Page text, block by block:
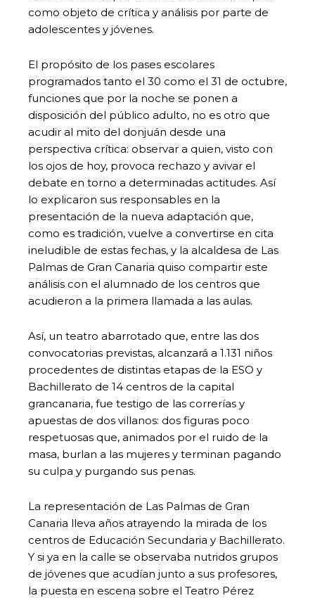
como objeto de crítica y análisis por parte de
adolescentes y jóvenes.
El propósito de los pases escolares
programados tanto el 30 como el 31 de octubre,
funciones que por la noche se ponen a
disposición del público adulto, no es otro que
acudir al mito del donjuán desde una
perspectiva crítica: observar a quien, visto con
los ojos de hoy, provoca rechazo y avivar el
debate en torno a determinadas actitudes. Así
lo explicaron sus responsables en la
presentación de la nueva adaptación que,
como es tradición, vuelve a convertirse en cita
ineludible de estas fechas, y la alcaldesa de Las
Palmas de Gran Canaria quiso compartir este
análisis con el alumnado de los centros que
acudieron a la primera llamada a las aulas.
Así, un teatro abarrotado que, entre las dos
convocatorias previstas, alcanzará a 1.131 niños
procedentes de distintas etapas de la ESO y
Bachillerato de 14 centros de la capital
grancanaria, fue testigo de las correrías y
apuestas de dos villanos: dos figuras poco
respetuosas que, animados por el ruido de la
masa, burlan a las mujeres y terminan pagando
su culpa y purgando sus penas.
La representación de Las Palmas de Gran
Canaria lleva años atrayendo la mirada de los
centros de Educación Secundaria y Bachillerato.
Y si ya en la calle se observaba nutridos grupos
de jóvenes que acudían junto a sus profesores,
la puesta en escena sobre el Teatro Pérez